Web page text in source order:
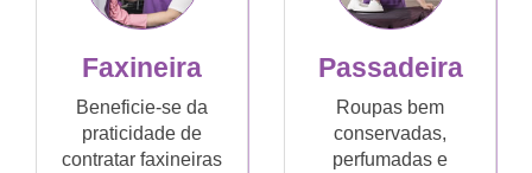
Faxineira
Beneficie-se da
praticidade de
contratar faxineiras
Passadeira
Roupas bem
conservadas,
perfumadas e